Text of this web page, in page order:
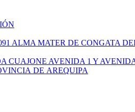
ALMA MATER DE CONGATA
AVENIDA 1 Y
DE AREQUIPA